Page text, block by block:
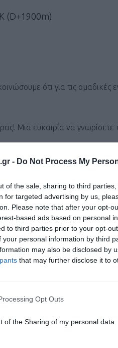
- Do Not Process My
of the sale, sharing to third
for targeted advertising by us,
Please note that after your opt-
based ads based on personal
to third parties prior to your opt-
personal information by third
may also be disclosed by
that may further disclose it to
Opt Outs
of the Sharing of my personal data.
(D+1900m)
ότι για τις
Μια ευκαιρία να
στοGoogleNews του
Twitter